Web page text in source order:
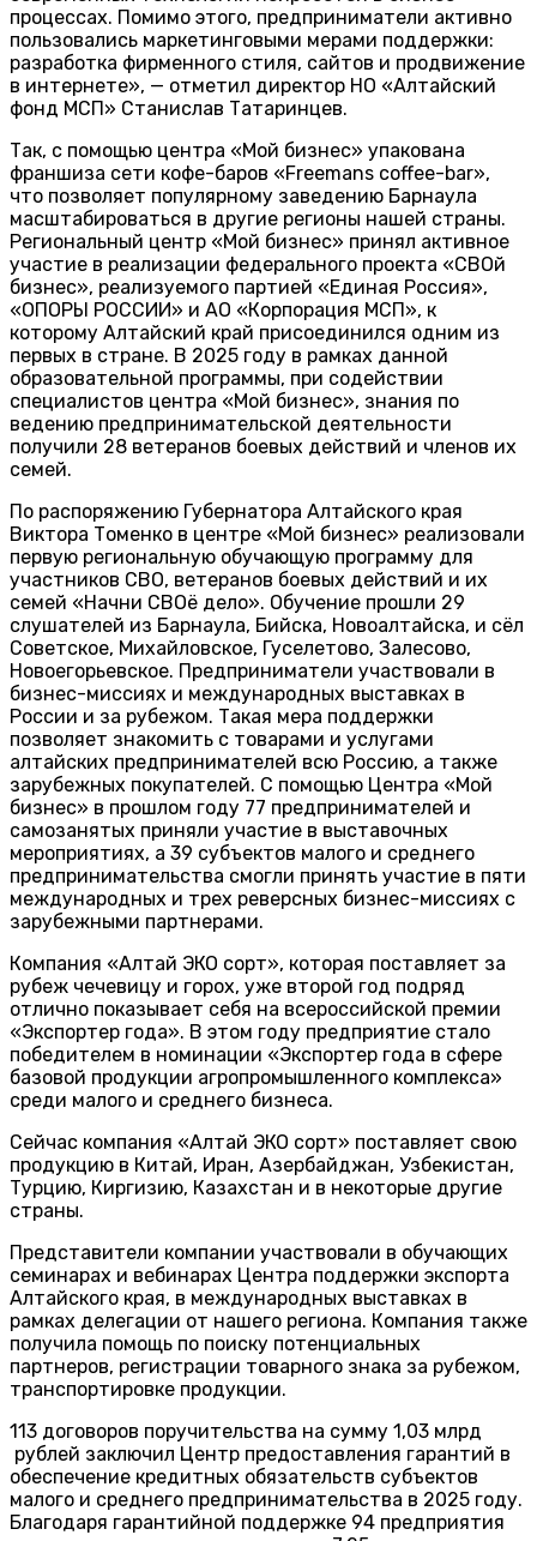
процессах. Помимо этого, предприниматели активно
пользовались маркетинговыми мерами поддержки:
разработка фирменного стиля, сайтов и продвижение
в интернете», — отметил директор НО «Алтайский
фонд МСП» Станислав Татаринцев.
Так, с помощью центра «Мой бизнес» упакована
франшиза сети кофе-баров «Freemans coffee-bar»,
что позволяет популярному заведению Барнаула
масштабироваться в другие регионы нашей страны.
Региональный центр «Мой бизнес» принял активное
участие в реализации федерального проекта «СВОй
бизнес», реализуемого партией «Единая Россия»,
«ОПОРЫ РОССИИ» и АО «Корпорация МСП», к
которому Алтайский край присоединился одним из
первых в стране. В 2025 году в рамках данной
образовательной программы, при содействии
специалистов центра «Мой бизнес», знания по
ведению предпринимательской деятельности
получили 28 ветеранов боевых действий и членов их
семей.
По распоряжению Губернатора Алтайского края
Виктора Томенко в центре «Мой бизнес» реализовали
первую региональную обучающую программу для
участников СВО, ветеранов боевых действий и их
семей «Начни СВОё дело». Обучение прошли 29
слушателей из Барнаула, Бийска, Новоалтайска, и сёл
Советское, Михайловское, Гуселетово, Залесово,
Новоегорьевское. Предприниматели участвовали в
бизнес-миссиях и международных выставках в
России и за рубежом. Такая мера поддержки
позволяет знакомить с товарами и услугами
алтайских предпринимателей всю Россию, а также
зарубежных покупателей. С помощью Центра «Мой
бизнес» в прошлом году 77 предпринимателей и
самозанятых приняли участие в выставочных
мероприятиях, а 39 субъектов малого и среднего
предпринимательства смогли принять участие в пяти
международных и трех реверсных бизнес-миссиях с
зарубежными партнерами.
Компания «Алтай ЭКО сорт», которая поставляет за
рубеж чечевицу и горох, уже второй год подряд
отлично показывает себя на всероссийской премии
«Экспортер года». В этом году предприятие стало
победителем в номинации «Экспортер года в сфере
базовой продукции агропромышленного комплекса»
среди малого и среднего бизнеса.
Сейчас компания «Алтай ЭКО сорт» поставляет свою
продукцию в Китай, Иран, Азербайджан, Узбекистан,
Турцию, Киргизию, Казахстан и в некоторые другие
страны.
Представители компании участвовали в обучающих
семинарах и вебинарах Центра поддержки экспорта
Алтайского края, в международных выставках в
рамках делегации от нашего региона. Компания также
получила помощь по поиску потенциальных
партнеров, регистрации товарного знака за рубежом,
транспортировке продукции.
113 договоров поручительства на сумму 1,03 млрд
рублей заключил Центр предоставления гарантий в
обеспечение кредитных обязательств субъектов
малого и среднего предпринимательства в 2025 году.
Благодаря гарантийной поддержке 94 предприятия